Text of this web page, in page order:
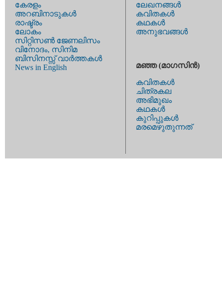
കേരളം
അറബിനാടുകള്‍
രാഷ്ട്രം
ലോകം
സിറ്റിസണ്‍ ജേണലിസം
വിനോദം, സിനിമ
ബിസിനസ്സ് വാര്‍ത്തകള്‍
News in English
ലേഖനങ്ങള്‍
കവിതകള്‍
കഥകള്‍
അനുഭവങ്ങള്‍
മഞ്ഞ (മാഗസിന്‍)
കവിതകള്‍
ചിത്രകല
അഭിമുഖം
കഥകള്‍
കുറിപ്പുകള്‍
മരമെഴുതുന്നത്